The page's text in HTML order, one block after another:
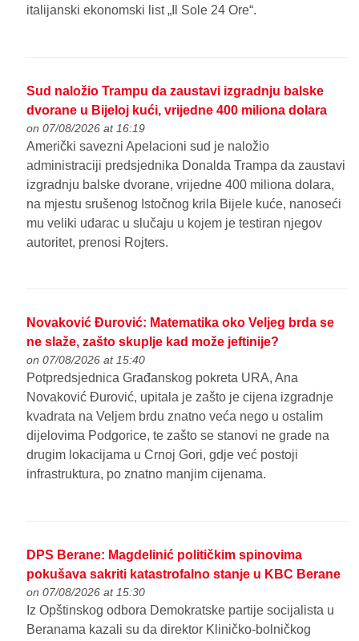
italijanski ekonomski list „Il Sole 24 Ore“.
Sud naložio Trampu da zaustavi izgradnju balske
dvorane u Bijeloj kući, vrijedne 400 miliona dolara
on 07/08/2026 at 16:19
Američki savezni Apelacioni sud je naložio
administraciji predsjednika Donalda Trampa da zaustavi
izgradnju balske dvorane, vrijedne 400 miliona dolara,
na mjestu srušenog Istočnog krila Bijele kuće, nanoseći
mu veliki udarac u slučaju u kojem je testiran njegov
autoritet, prenosi Rojters.
Novaković Đurović: Matematika oko Veljeg brda se
ne slaže, zašto skuplje kad može jeftinije?
on 07/08/2026 at 15:40
Potpredsjednica Građanskog pokreta URA, Ana
Novaković Đurović, upitala je zašto je cijena izgradnje
kvadrata na Veljem brdu znatno veća nego u ostalim
dijelovima Podgorice, te zašto se stanovi ne grade na
drugim lokacijama u Crnoj Gori, gdje već postoji
infrastruktura, po znatno manjim cijenama.
DPS Berane: Magdelinić političkim spinovima
pokušava sakriti katastrofalno stanje u KBC Berane
on 07/08/2026 at 15:30
Iz Opštinskog odbora Demokratske partije socijalista u
Beranama kazali su da direktor Kliničko-bolničkog